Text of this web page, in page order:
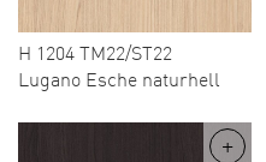
H 1204 TM22/ST22
Lugano Esche naturhell